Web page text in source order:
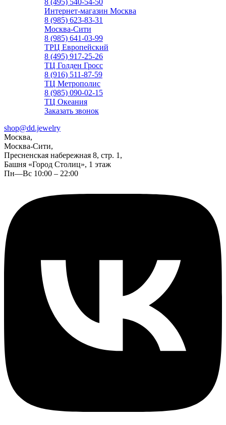
8 (495) 540-54-50
Интернет-магазин Москва
8 (985) 623-83-31
Москва-Сити
8 (985) 641-03-99
ТРЦ Европейский
8 (495) 917-25-26
ТЦ Голден Гросс
8 (916) 511-87-59
ТЦ Метрополис
8 (985) 090-02-15
ТЦ Океания
Заказать звонок
shop@dd.jewelry
Москва,
Москва-Сити,
Пресненская набережная 8, стр. 1,
Башня «Город Столиц», 1 этаж
Пн—Вс 10:00 – 22:00